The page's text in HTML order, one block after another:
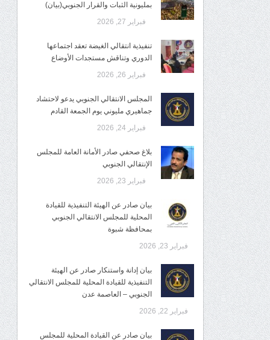
بمليونية الثبات والقرار الجنوبي(بيان)
فبراير 27, 2026
تنفيذية انتقالي الغيضة تعقد اجتماعها
الدوري وتناقش مستجدات الأوضاع
فبراير 26, 2026
المجلس الانتقالي الجنوبي يدعو لاحتشاد
جماهيري مليوني يوم الجمعة القادم
فبراير 24, 2026
بلاغ صحفي صادر الأمانة العامة للمجلس
الإنتقالي الجنوبي
فبراير 23, 2026
بيان صادر عن الهيئة التنفيذية للقيادة
المحلية للمجلس الانتقالي الجنوبي
بمحافظة شبوة
فبراير 23, 2026
بيان إدانة واستنكار صادر عن الهيئة
التنفيذية للقيادة المحلية للمجلس الانتقالي
الجنوبي – العاصمة عدن
فبراير 22, 2026
بيان صادر عن القيادة المحلية للمجلس